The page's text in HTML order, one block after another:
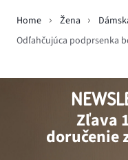
Home Žena
Odľahčujúca podprsenka
Zľava
doručenie